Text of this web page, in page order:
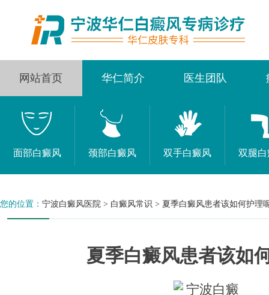
网站首页 华仁简介 医生团队
面部白癜风 颈部白癜风 双手白癜风 双腿
您的位置： 宁波白癜风医院 > 白癜风常识 > 夏季白癜风患者该如何护理
夏季白癜风患者该如